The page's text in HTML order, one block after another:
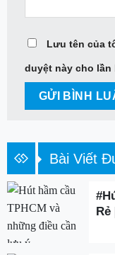
Lưu tên của
duyệt này cho
Bài Viết
Rẻ